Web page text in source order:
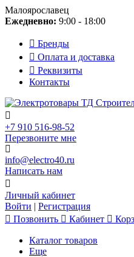
Малоярославец
Ежедневно: 9:00 - 18:00
Бренды
Оплата и доставка
Реквизиты
Контакты
+7 910 516-98-52
Перезвоните мне
info@electro40.ru
Написать нам
Личный кабинет
Войти | Регистрация
Позвонить
Кабинет
Каталог товаров
Еще